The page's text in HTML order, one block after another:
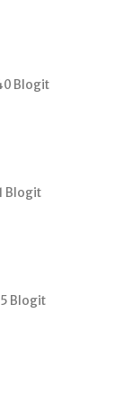
Blogit
Blogit
Blogit